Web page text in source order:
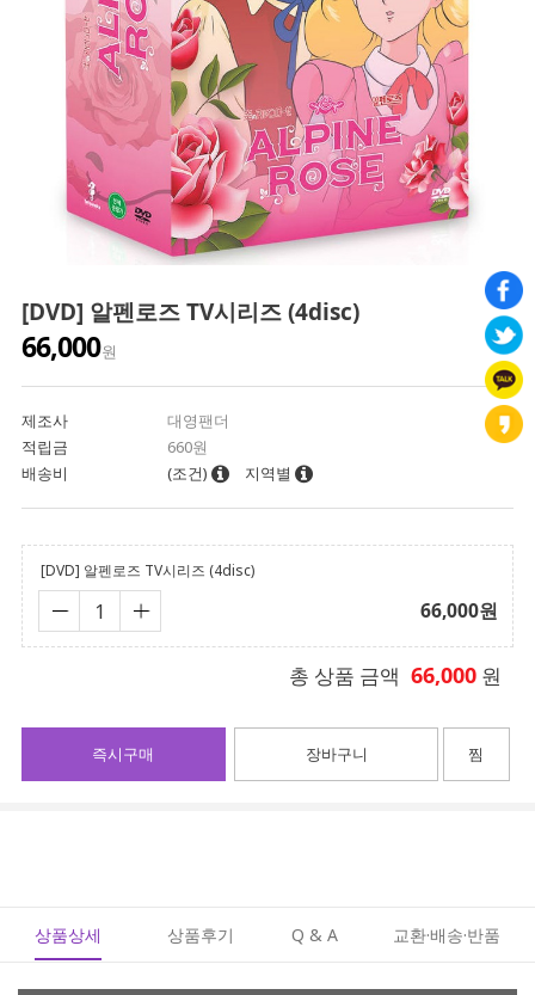
[DVD] 알펜로즈 TV시리즈 (4disc)
66,000원
제조사
대영팬더
적립금
660원
배송비
(조건) 지역별
[DVD] 알펜로즈 TV시리즈 (4disc)
66,000원
총 상품 금액 66,000 원
장바구니
즉시구매 찜
상품상세 상품후기 Q & A 교환·배송·반품